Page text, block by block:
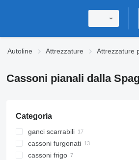
Autoline Attrezzature Attrezzature
Cassoni pianali dalla
Categoria
ganci scarrabili
cassoni furgonati
cassoni frigo